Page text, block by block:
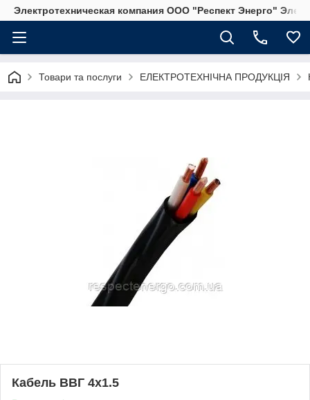
Электротехническая компания ООО "Респект Энерго"
Товари та послуги ЕЛЕКТРОТЕХНІЧНА ПРОДУКЦІЯ
Кабель ВВГ 4х1.5